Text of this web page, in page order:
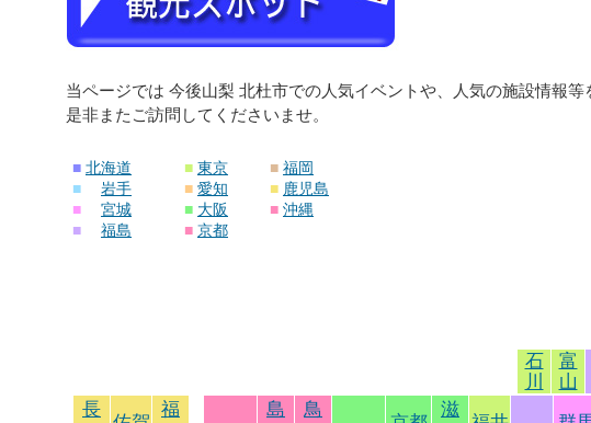
当ページでは 今後山梨 北杜市での人気イベントや、人気の施設情報
是非またご訪問してくださいませ。
■ 北海道
■
岩手
■
宮城
■
福島
■ 東京
■ 愛知
■ 大阪
■ 京都
■ 福岡
■ 鹿児島
■ 沖縄
石
川
富
山
長
福 島 鳥 滋